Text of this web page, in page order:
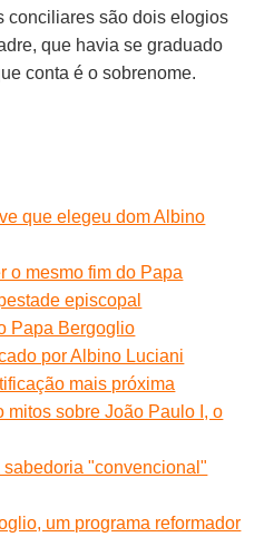
conciliares são dois elogios
que havia se graduado
conta é o sobrenome.
que elegeu dom Albino
o mesmo fim do Papa
episcopal
Papa Bergoglio
por Albino Luciani
mais próxima
mitos sobre João Paulo I, o
sabedoria "convencional"
um programa reformador